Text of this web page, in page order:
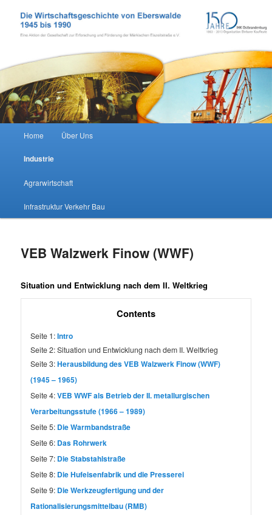
Wirtschaftsgeschichte Eberswalde
Home Über Uns
Industrie
Agrarwirtschaft
Infrastruktur Verkehr Bau
VEB Walzwerk Finow (WWF)
Situation und Entwicklung nach dem II. Weltkrieg
Contents
Seite 1:Intro
Seite 2:Situation und Entwicklung nach dem II. Weltkrieg
Seite 3:Herausbildung des VEB Walzwerk Finow (WWF)
(1945 – 1965)
Seite 4:VEB WWF als Betrieb der II. metallurgischen
Verarbeitungsstufe (1966 – 1989)
Seite 5: Die Warmbandstraße
Seite 6: Das Rohrwerk
Seite 7: Die Stabstahlstraße
Seite 8: Die Hufeisenfabrik und die Presserei
Seite 9: Die Werkzeugfertigung und der
Rationalisierungsmittelbau (RMB)